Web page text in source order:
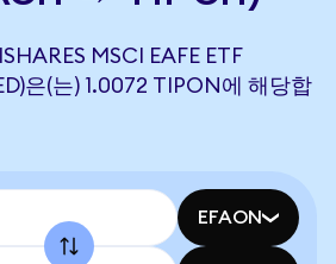
MSCI EAFE ETF
은(는) 1.0072 TIPON에 해당합
EFAON